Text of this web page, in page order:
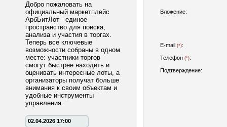
Добро пожаловать на
официальный маркетплейс
АрбБитЛот - единое
пространство для поиска,
анализа и участия в торгах.
Теперь все ключевые
возможности собраны в одном
месте: участники торгов
смогут быстрее находить и
оценивать интересные лоты, а
организаторы получат больше
внимания к своим объектам и
удобные инструменты
управления.
02.04.2026 17:00
Вложение:
E-mail (*):
Телефон (*):
Подтверждение: